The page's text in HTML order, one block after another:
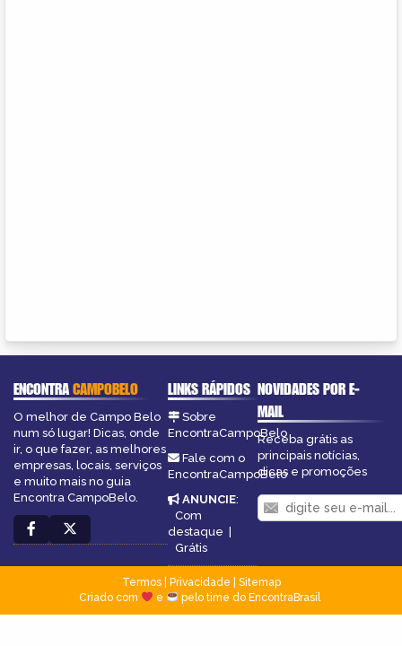
ENCONTRACAMPOBELO
O melhor de Campo Belo
num só lugar! Dicas, onde
ir, o que fazer, as melhores
empresas, locais, serviços
e muito mais no guia
Encontra CampoBelo.
LINKS RÁPIDOS
Sobre
EncontraCampoBelo
Fale com o
EncontraCampoBelo
ANUNCIE:
Com
destaque |
Grátis
NOVIDADES POR E-
MAIL
Receba grátis as
principais notícias,
dicas e promoções
Termos| Privacidade
Sitemap
Criado com
e pelo time do EncontraBrasil